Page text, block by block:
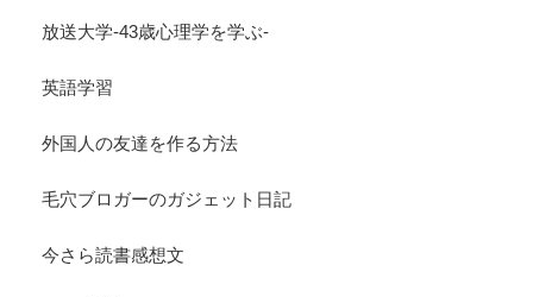
放送大学-43歳心理学を学ぶ-
英語学習
外国人の友達を作る方法
毛穴ブロガーのガジェット日記
今さら読書感想文